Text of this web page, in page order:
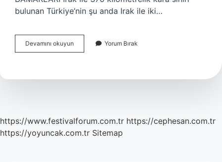
bulunan Türkiye’nin şu anda Irak ile iki…
Devamını okuyun
Türkiyenin
Yakın
Yorum Bırak
https://www.festivalforum.com.tr https://cephesan.com.tr
https://yoyuncak.com.tr Sitemap